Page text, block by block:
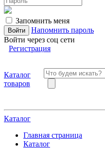
Запомнить меня
Напомнить пароль
Войти через соц сети
Регистрация
Каталог
товаров
Каталог
Главная страница
Каталог